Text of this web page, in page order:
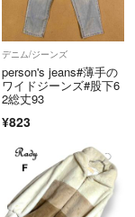
デニム/ジーンズ
person's jeans#薄手の
ワイドジーンズ#股下6
2総丈93
¥823